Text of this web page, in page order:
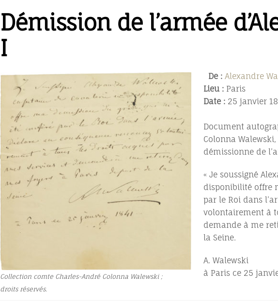
Démission de l’armée
I
Collection comte Charles-André Colonna Walewski ;
droits réservés.
De : Alexandre
Lieu : Paris
Date : 25 janvier
Document
Colonna
démissionne de
« Je soussigné
disponibilité offre
par le Roi dans
volontairement à
demande à me
la Seine.
A. Walewski
à Paris ce 25